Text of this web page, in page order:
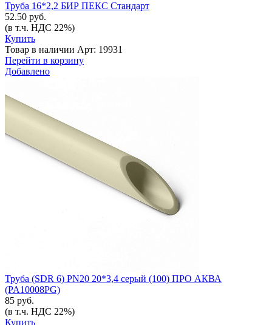
Труба 16*2,2 БИР ПЕКС Стандарт
52.50 руб.
(в т.ч. НДС 22%)
Купить
Товар в наличии Арт: 19931
Перейти в корзину
Добавлено
Труба (SDR 6) PN20 20*3,4 серый (100) ПРО АКВА
(PA10008РG)
85 руб.
(в т.ч. НДС 22%)
Купить